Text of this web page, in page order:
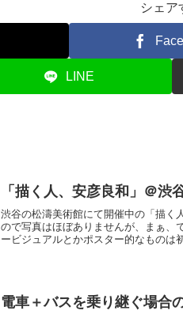
シェア
LINE
「描く人、安彦良和」＠渋
渋谷の松濤美術館にて開催中の「描く
ので写真はほぼありませんが、まぁ、
ービジュアルとかポスター的なものは
電車＋バスを乗り継ぐ場合